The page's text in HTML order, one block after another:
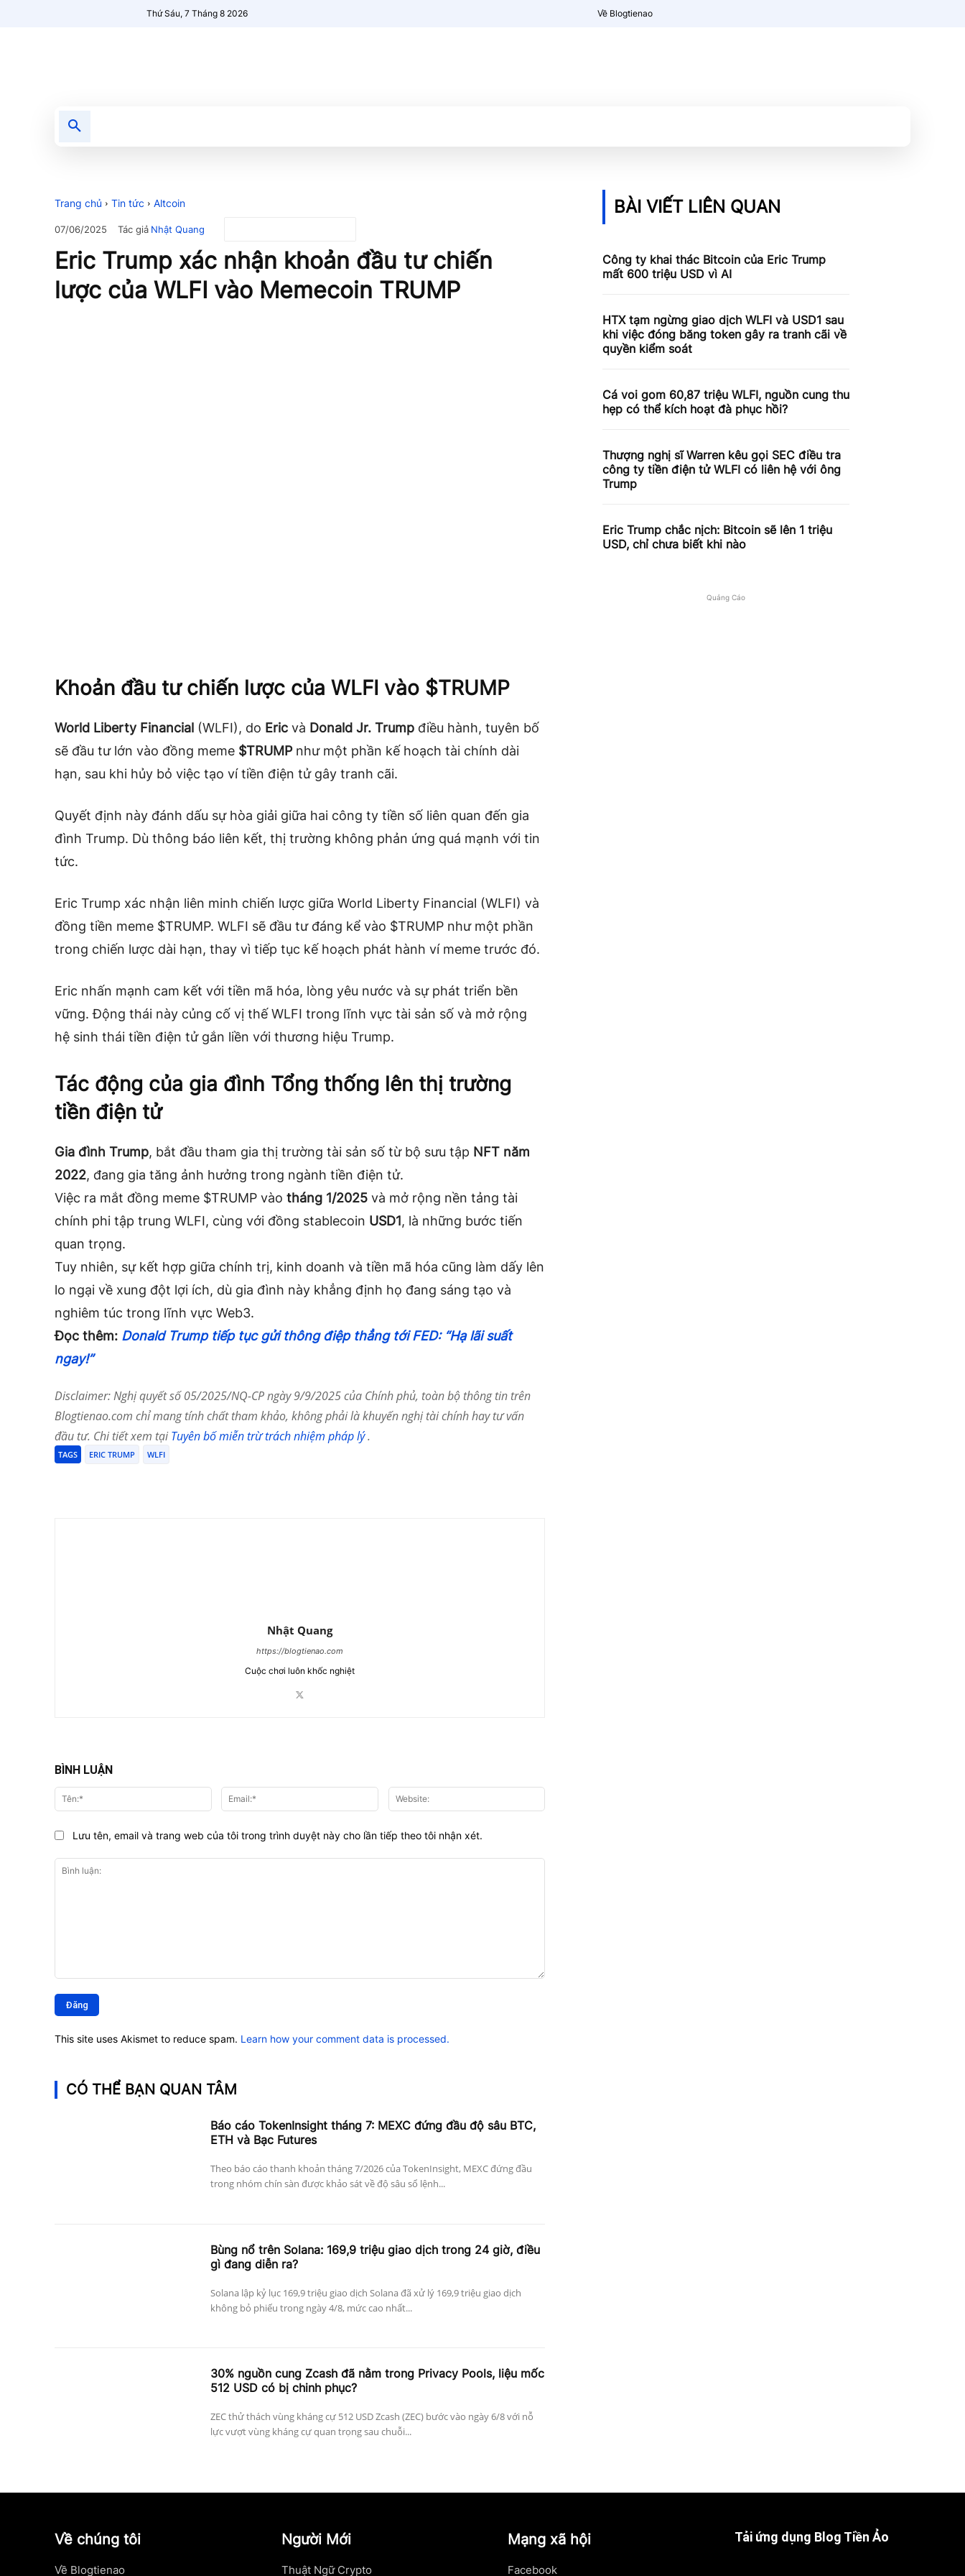
Thứ Sáu, 7 Tháng 8 2026 Về Blogtienao
Trang chủ Tin tức Altcoin
07/06/2025 Tác giả Nhật Quang
Eric Trump xác nhận khoản đầu tư chiến
lược của WLFI vào Memecoin TRUMP
Khoản đầu tư chiến lược của WLFI vào $TRUMP
World Liberty Financial (WLFI), do Eric và Donald Jr. Trump điều hành, tuyên bố
sẽ đầu tư lớn vào đồng meme $TRUMPnhư một phần kế hoạch tài chính dài
hạn, sau khi hủy bỏ việc tạo ví tiền điện tử gây tranh cãi.
Quyết định này đánh dấu sự hòa giải giữa hai công ty tiền số liên quan đến gia
đình Trump. Dù thông báo liên kết, thị trường không phản ứng quá mạnh với tin
tức.
Eric Trump xác nhận liên minh chiến lược giữa World Liberty Financial (WLFI) và
đồng tiền meme $TRUMP. WLFI sẽ đầu tư đáng kể vào $TRUMP như một phần
trong chiến lược dài hạn, thay vì tiếp tục kế hoạch phát hành ví meme trước đó.
Eric nhấn mạnh cam kết với tiền mã hóa, lòng yêu nước và sự phát triển bền
vững. Động thái này củng cố vị thế WLFI trong lĩnh vực tài sản số và mở rộng
hệ sinh thái tiền điện tử gắn liền với thương hiệu Trump.
Tác động của gia đình Tổng thống lên thị trường
tiền điện tử
Gia đình Trump, bắt đầu tham gia thị trường tài sản số từ bộ sưu tập NFT năm
2022, đang gia tăng ảnh hưởng trong ngành tiền điện tử.
Việc ra mắt đồng meme $TRUMP vào tháng 1/2025 và mở rộng nền tảng tài
chính phi tập trung WLFI, cùng với đồng stablecoin USD1, là những bước tiến
quan trọng.
Tuy nhiên, sự kết hợp giữa chính trị, kinh doanh và tiền mã hóa cũng làm dấy lên
lo ngại về xung đột lợi ích, dù gia đình này khẳng định họ đang sáng tạo và
nghiêm túc trong lĩnh vực Web3.
Đọc thêm: Donald Trump tiếp tục gửi thông điệp thẳng tới FED: “Hạ lãi suất
ngay!”
Disclaimer: Nghị quyết số 05/2025/NQ-CP ngày 9/9/2025 của Chính phủ, toàn bộ thông tin trên
Blogtienao.com chỉ mang tính chất tham khảo, không phải là khuyến nghị tài chính hay tư vấn
đầu tư. Chi tiết xem tạiTuyên bố miễn trừ trách nhiệm pháp lý.
TAGS ERIC TRUMP WLFI
Nhật Quang
https://blogtienao.com
Cuộc chơi luôn khốc nghiệt
BÌNH LUẬN
luận:
Tên:* Email:*
Lưu tên, email và trang web của tôi trong trình duyệt này cho lần tiếp theo tôi nhận xét.
This site uses Akismet to reduce spam. Learn how your comment data is processed.
CÓ THỂ BẠN QUAN TÂM
Báo cáo TokenInsight tháng 7: MEXC đứng đầu độ sâu BTC,
ETH và Bạc Futures
Theo báo cáo thanh khoản tháng 7/2026 của TokenInsight, MEXC đứng đầu
trong nhóm chín sàn được khảo sát về độ sâu sổ lệnh...
Bùng nổ trên Solana: 169,9 triệu giao dịch trong 24 giờ, điều
gì đang diễn ra?
Solana lập kỷ lục 169,9 triệu giao dịch Solana đã xử lý 169,9 triệu giao dịch
không bỏ phiếu trong ngày 4/8, mức cao nhất...
30% nguồn cung Zcash đã nằm trong Privacy Pools, liệu mốc
512 USD có bị chinh phục?
ZEC thử thách vùng kháng cự 512 USD Zcash (ZEC) bước vào ngày 6/8 với nỗ
lực vượt vùng kháng cự quan trọng sau chuỗi...
BÀI VIẾT LIÊN QUAN
Công ty khai thác Bitcoin của Eric Trump
mất 600 triệu USD vì AI
HTX tạm ngừng giao dịch WLFI và USD1 sau
khi việc đóng băng token gây ra tranh cãi về
quyền kiểm soát
Cá voi gom 60,87 triệu WLFI, nguồn cung thu
hẹp có thể kích hoạt đà phục hồi?
Thượng nghị sĩ Warren kêu gọi SEC điều tra
công ty tiền điện tử WLFI có liên hệ với ông
Trump
Eric Trump chắc nịch: Bitcoin sẽ lên 1 triệu
USD, chỉ chưa biết khi nào
Quảng Cáo
Về chúng tôi
Về Blogtienao
Người Mới
Thuật Ngữ Crypto
Mạng xã hội
Facebook
Tải ứng dụng Blog Tiền Ảo